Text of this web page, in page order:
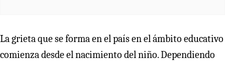
La grieta que se forma en el país en el ámbito educativo
comienza desde el nacimiento del niño. Dependiendo